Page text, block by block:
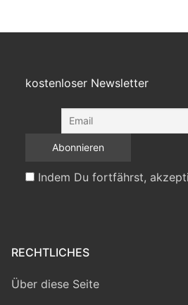
kostenloser Newsletter
Indem Du fortfährst,
RECHTLICHES
Über diese Seite